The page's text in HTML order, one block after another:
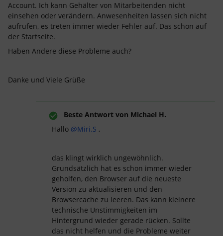
Account. Ich kann Gehälter von Mitarbeitenden nicht
einsehen oder verändern. Anwesenheiten lassen sich nicht
aufrufen, es treten immer wieder Fehler auf. Das schon auf
der Startseite.
Haben Andere diese Probleme auch?
Danke und Viele Grüße
Beste Antwort von Michael H.
Hallo ​ @Miri.S ,
das klingt wirklich ungewöhnlich.
Grundsätzlich hat es schon immer wieder
geholfen, den Browser auf die neueste
Version zu aktualisieren und den
Browsercache zu leeren. Das kann kleinere
technische Unstimmigkeiten im
Hintergrund wieder gerade rücken. Sollte
das nicht helfen und die Probleme weiter